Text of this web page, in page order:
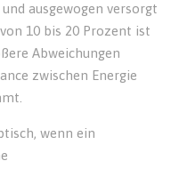
ausgewogen versorgt
10 bis 20 Prozent ist
Abweichungen
zwischen Energie
wenn ein